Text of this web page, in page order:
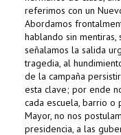
referimos con un
Abordamos
hablando sin mentiras,
señalamos la salida
tragedia, al
de la campaña
esta clave; por ende
cada escuela, barrio o
Mayor, no nos
presidencia, a las